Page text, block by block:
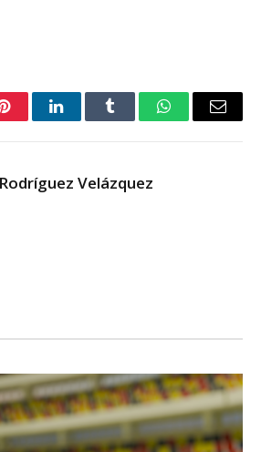
PinterestLinkedInTumblr WhatsAppEmail
Velázquez